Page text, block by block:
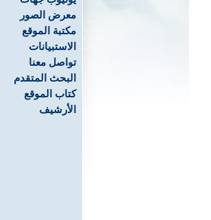
معرض الصور
مكتبة الموقع
الاستبيانات
تواصل معنا
البحث المتقدم
كتاب الموقع
الأرشيف